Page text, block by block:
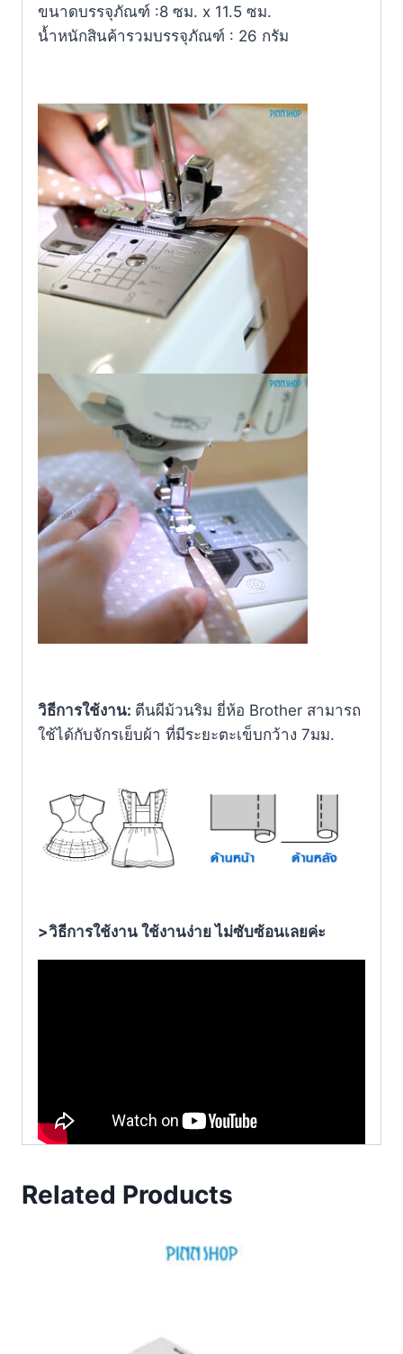
ขนาดบรรจุภัณฑ์ :8 ซม. x 11.5 ซม.
น้ำหนักสินค้ารวมบรรจุภัณฑ์ : 26 กรัม
วิธีการใช้งาน: ตีนผีม้วนริม ยี่ห้อ Brother สามารถ
ใช้ได้กับจักรเย็บผ้า ที่มีระยะตะเข็บกว้าง 7มม.
>วิธีการใช้งาน ใช้งานง่าย ไม่ซับซ้อนเลยค่ะ
Related Products